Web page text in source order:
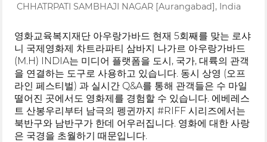
CHHATRPATI SAMBHAJI NAGAR [Aurangabad], India
영화교육복지재단 아우랑가바드 현재 5회째를 맞는 로샤
니 국제영화제 차트라파티 삼바지 나가르 아우랑가바드
(M.H) INDIA는 미디어 플랫폼을 도시, 국가, 대륙의 관객
을 연결하는 도구로 사용하고 있습니다. 동시 상영 (오프
라인 페스티벌) 과 실시간 Q&A를 통해 관객들은 수 마일
떨어진 곳에서도 영화제를 경험할 수 있습니다. 에베레스
트 산봉우리부터 남극의 펭귄까지 #RIFF 시리즈에서는
북반구와 남반구가 한데 어우러집니다. 영화에 대한 사랑
은 국경을 초월하기 때문입니다.